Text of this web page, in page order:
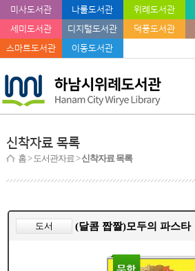
미사도서관 나룰도서관 위례도서관
세미도서관
디지털도서관 덕풍도서관
스마트도서관
이동도서관
신착자료 목록
홈> 도서관자료 >신착자료 목록